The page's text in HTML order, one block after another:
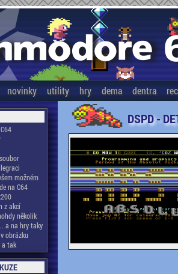
novinky utility hry dema dentra
možném
na C64
z akcí
několik
a na hry taky
obrázku
a tak
DSPD -